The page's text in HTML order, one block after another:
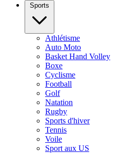
Sports
Athlétisme
Auto Moto
Basket Hand Volley
Boxe
Cyclisme
Football
Golf
Natation
Rugby
Sports d'hiver
Tennis
Voile
Sport aux US